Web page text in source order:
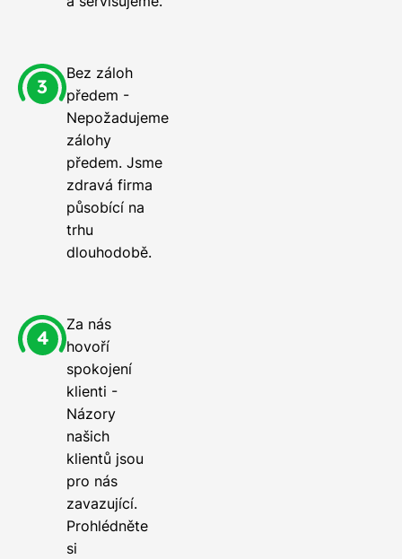
Bez záloh
předem -
Nepožadujeme
zálohy
předem. Jsme
zdravá firma
působící na
trhu
dlouhodobě.
Za nás
hovoří
spokojení
klienti -
Názory
našich
klientů jsou
pro nás
zavazující.
Prohlédněte
si